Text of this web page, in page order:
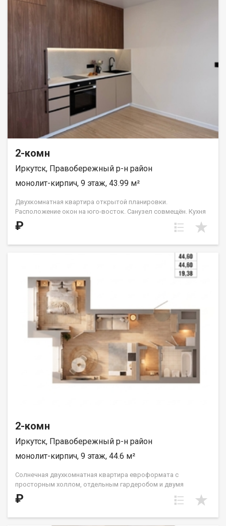
террасу с видом во двор и на улицу Советская. ООО СЗ «ДЕСС-
2-комн
Иркутск, Правобережный р-н район
монолит-кирпич, 9 этаж, 43.99 м²
Двухкомнатная квартира открытой планировки.
Расположение окон на юго-восток. Санузел совмещён. Кухня
выделена в нишу. На чётных этажах (с 4-го по 16-й) в
планировке есть небольшой французский балкон с видом во
семье или одному взрослому человеку. ООО СЗ «ДЕСС-
Инвест» (Группа строительных компаний «Восток Центр
Иркутск»)
₽
2-комн
Иркутск, Правобережный р-н район
монолит-кирпич, 9 этаж, 44.6 м²
Солнечная двухкомнатная квартира евроформата с
просторным холлом, отдельным гардеробом и двумя
санузлами. Кухня встроена нишей рядом с гостиной-
столовой. Спальня в форме правильного квадрата. Такой
₽